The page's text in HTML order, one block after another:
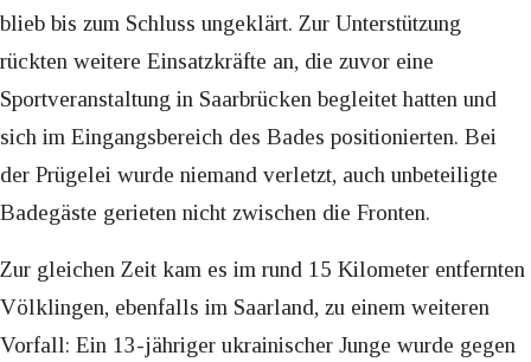
blieb bis zum Schluss ungeklärt. Zur Unterstützung
rückten weitere Einsatzkräfte an, die zuvor eine
Sportveranstaltung in Saarbrücken begleitet hatten und
sich im Eingangsbereich des Bades positionierten. Bei
der Prügelei wurde niemand verletzt, auch unbeteiligte
Badegäste gerieten nicht zwischen die Fronten.
Zur gleichen Zeit kam es im rund 15 Kilometer entfernten
Völklingen, ebenfalls im Saarland, zu einem weiteren
Vorfall: Ein 13-jähriger ukrainischer Junge wurde gegen